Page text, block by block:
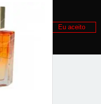
similares
nosso site,
e fornecer
Política de
Eu aceito